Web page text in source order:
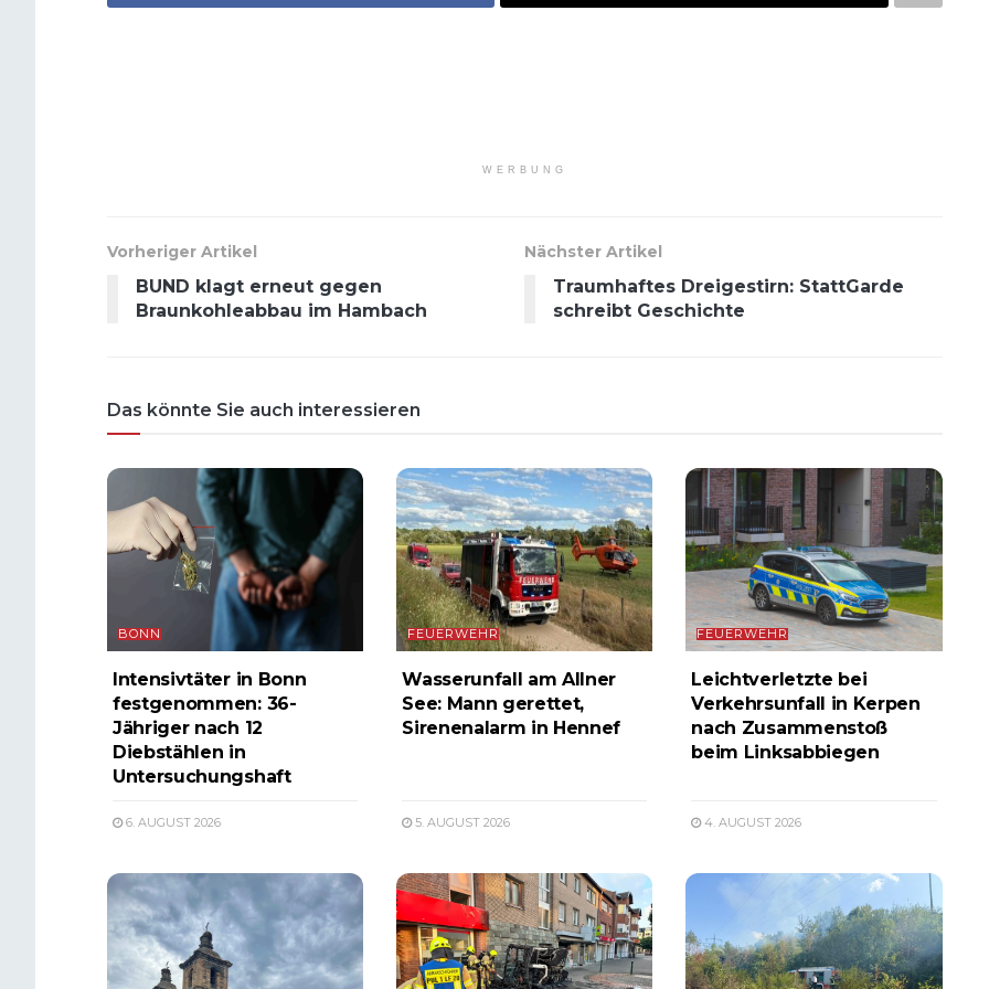
WERBUNG
Vorheriger Artikel
BUND klagt erneut gegen
Braunkohleabbau im Hambach
Nächster Artikel
Traumhaftes Dreigestirn: StattGarde
schreibt Geschichte
Das könnte Sie auch interessieren
BONN
Intensivtäter in Bonn
festgenommen: 36-
Jähriger nach 12
Diebstählen in
Untersuchungshaft
6. AUGUST 2026
FEUERWEHR
Wasserunfall am Allner
See: Mann gerettet,
Sirenenalarm in Hennef
5. AUGUST 2026
FEUERWEHR
Leichtverletzte bei
Verkehrsunfall in Kerpen
nach Zusammenstoß
beim Linksabbiegen
4. AUGUST 2026